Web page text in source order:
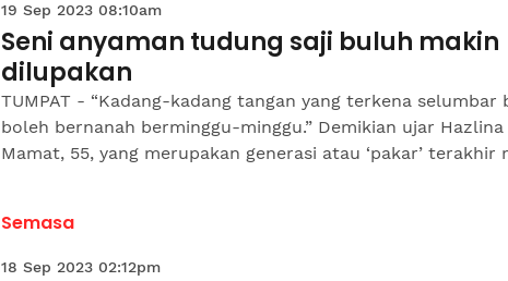
19 Sep 2023 08:10am
Seni anyaman tudung saji buluh makin
dilupakan
TUMPAT - “Kadang-kadang tangan yang terkena selumbar
boleh bernanah berminggu-minggu.” Demikian ujar Hazlina
Mamat, 55, yang merupakan generasi atau ‘pakar’ terakhir
Semasa
18 Sep 2023 02:12pm